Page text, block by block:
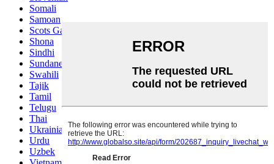
Somali
Samoan
Scots Gaelic
Shona
Sindhi
Sundanese
Swahili
Tajik
Tamil
Telugu
Thai
Ukrainian
Urdu
Uzbek